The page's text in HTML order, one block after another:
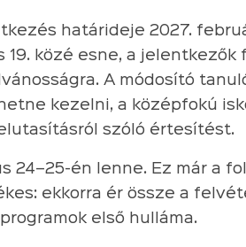
határideje 2027.
19. közé esne, a
A módosító
kezelni, a középfokú
szóló értesítést.
24–25-én lenne. Ez már a
ekkorra ér össze a
első hulláma.